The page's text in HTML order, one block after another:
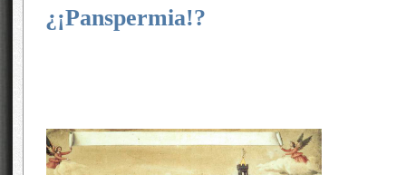
¿¡Panspermia!?